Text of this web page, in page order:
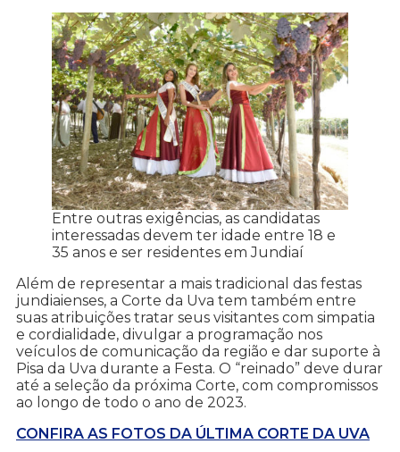
Entre outras exigências, as candidatas
interessadas devem ter idade entre 18 e
35 anos e ser residentes em Jundiaí
Além de representar a mais tradicional das festas
jundiaienses, a Corte da Uva tem também entre
suas atribuições tratar seus visitantes com simpatia
e cordialidade, divulgar a programação nos
veículos de comunicação da região e dar suporte à
Pisa da Uva durante a Festa. O “reinado” deve durar
até a seleção da próxima Corte, com compromissos
ao longo de todo o ano de 2023.
CONFIRA AS FOTOS DA ÚLTIMA CORTE DA UVA